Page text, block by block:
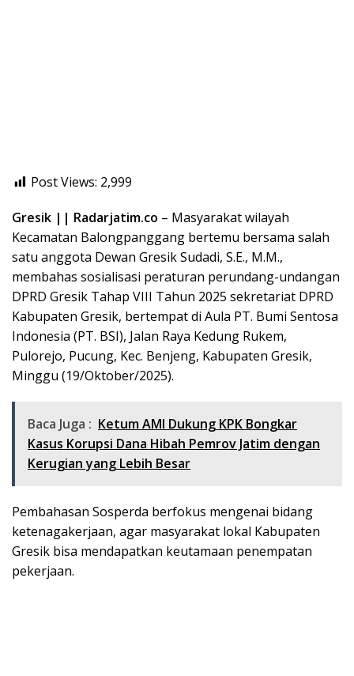
Post Views: 2,999
Gresik || Radarjatim.co – Masyarakat wilayah
Kecamatan Balongpanggang bertemu bersama salah
satu anggota Dewan Gresik Sudadi, S.E., M.M.,
membahas sosialisasi peraturan perundang-undangan
DPRD Gresik Tahap VIII Tahun 2025 sekretariat DPRD
Kabupaten Gresik, bertempat di Aula PT. Bumi Sentosa
Indonesia (PT. BSI), Jalan Raya Kedung Rukem,
Pulorejo, Pucung, Kec. Benjeng, Kabupaten Gresik,
Minggu (19/Oktober/2025).
Baca Juga : Ketum AMI Dukung KPK Bongkar
Kasus Korupsi Dana Hibah Pemrov Jatim dengan
Kerugian yang Lebih Besar
Pembahasan Sosperda berfokus mengenai bidang
ketenagakerjaan, agar masyarakat lokal Kabupaten
Gresik bisa mendapatkan keutamaan penempatan
pekerjaan.